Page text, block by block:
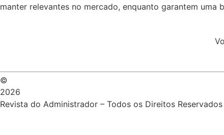
manter relevantes no mercado, enquanto garantem uma
©
2026
Revista do Administrador – Todos os Direitos Reservados